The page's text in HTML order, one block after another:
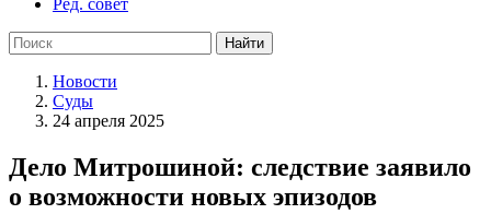
Ред. совет
Новости
Суды
24 апреля 2025
Дело Митрошиной: следствие заявило
о возможности новых эпизодов